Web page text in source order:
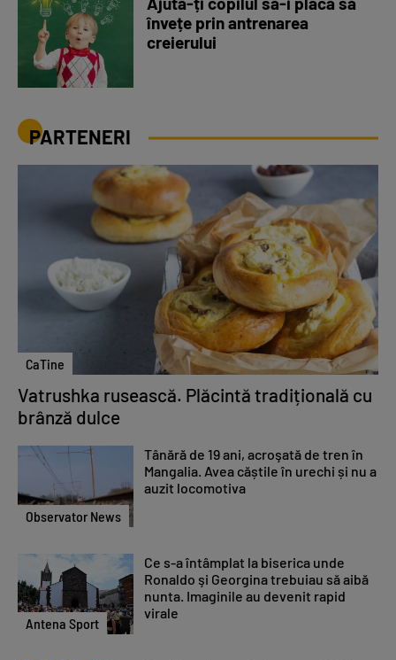
învețe prin antrenarea
creierului
PARTENERI
CaTine
Vatrushka rusească. Plăcintă tradițională cu
brânză dulce
Observator News
Tânără de 19 ani, acroşată de tren în
Mangalia. Avea căștile în urechi și nu a
auzit locomotiva
Antena Sport
Ce s-a întâmplat la biserica unde
Ronaldo şi Georgina trebuiau să aibă
nunta. Imaginile au devenit rapid
virale